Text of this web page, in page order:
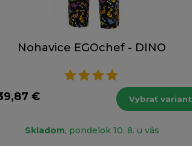
Nohavice EGOchef - DINO
€ Vybrať variant
Skladom, pondelok 10. 8. u vás